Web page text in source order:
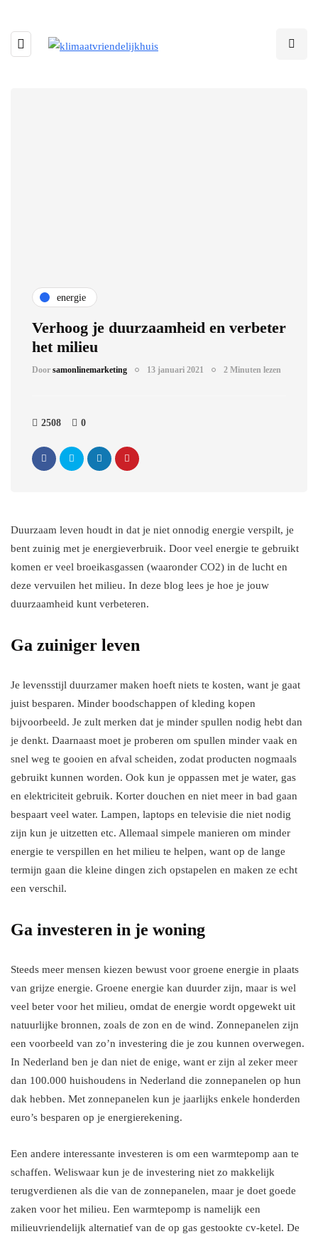
energie
Verhoog je duurzaamheid en verbeter
het milieu
Door samonlinemarketing 13 januari 2021 2 Minuten lezen
2508 0
Duurzaam leven houdt in dat je niet onnodig energie verspilt, je
bent zuinig met je energieverbruik. Door veel energie te gebruikt
komen er veel broeikasgassen (waaronder CO2) in de lucht en
deze vervuilen het milieu. In deze blog lees je hoe je jouw
duurzaamheid kunt verbeteren.
Ga zuiniger leven
Je levensstijl duurzamer maken hoeft niets te kosten, want je gaat
juist besparen. Minder boodschappen of kleding kopen
bijvoorbeeld. Je zult merken dat je minder spullen nodig hebt dan
je denkt. Daarnaast moet je proberen om spullen minder vaak en
snel weg te gooien en afval scheiden, zodat producten nogmaals
gebruikt kunnen worden. Ook kun je oppassen met je water, gas
en elektriciteit gebruik. Korter douchen en niet meer in bad gaan
bespaart veel water. Lampen, laptops en televisie die niet nodig
zijn kun je uitzetten etc. Allemaal simpele manieren om minder
energie te verspillen en het milieu te helpen, want op de lange
termijn gaan die kleine dingen zich opstapelen en maken ze echt
een verschil.
Ga investeren in je woning
Steeds meer mensen kiezen bewust voor groene energie in plaats
van grijze energie. Groene energie kan duurder zijn, maar is wel
veel beter voor het milieu, omdat de energie wordt opgewekt uit
natuurlijke bronnen, zoals de zon en de wind. Zonnepanelen zijn
een voorbeeld van zo’n investering die je zou kunnen overwegen.
In Nederland ben je dan niet de enige, want er zijn al zeker meer
dan 100.000 huishoudens in Nederland die zonnepanelen op hun
dak hebben. Met zonnepanelen kun je jaarlijks enkele honderden
euro’s besparen op je energierekening.
Een andere interessante investeren is om een warmtepomp aan te
schaffen. Weliswaar kun je de investering niet zo makkelijk
terugverdienen als die van de zonnepanelen, maar je doet goede
zaken voor het milieu. Een warmtepomp is namelijk een
milieuvriendelijk alternatief van de op gas gestookte cv-ketel. De